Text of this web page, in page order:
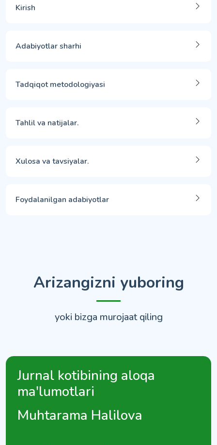
Kirish
Adabiyotlar sharhi
Tadqiqot metodologiyasi
Tahlil va natijalar.
Xulosa va tavsiyalar.
Foydalanilgan adabiyotlar
Arizangizni yuboring
yoki bizga murojaat qiling
Jurnal kotibining aloqa
ma'lumotlari
Muhtarama Halilova